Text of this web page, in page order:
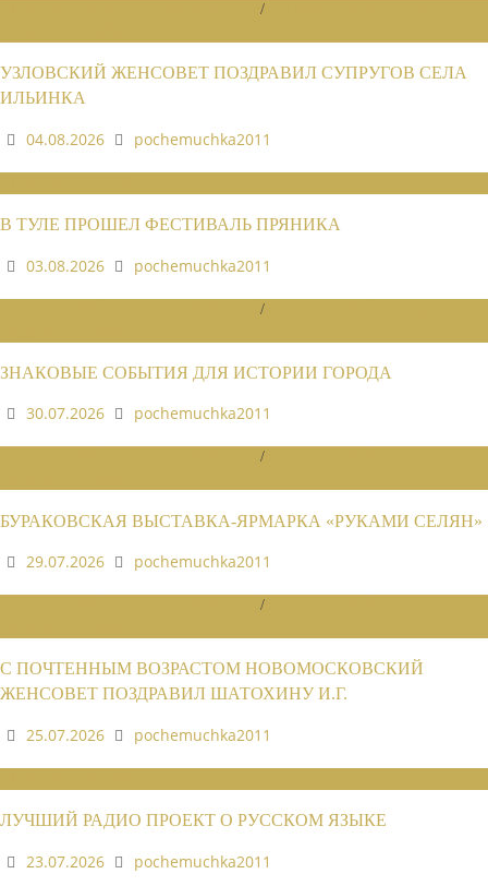
/
УЗЛОВСКИЙ ЖЕНСОВЕТ ПОЗДРАВИЛ СУПРУГОВ СЕЛА
ИЛЬИНКА
04.08.2026
pochemuchka2011
В ТУЛЕ ПРОШЕЛ ФЕСТИВАЛЬ ПРЯНИКА
03.08.2026
pochemuchka2011
/
ЗНАКОВЫЕ СОБЫТИЯ ДЛЯ ИСТОРИИ ГОРОДА
30.07.2026
pochemuchka2011
/
БУРАКОВСКАЯ ВЫСТАВКА-ЯРМАРКА «РУКАМИ СЕЛЯН»
29.07.2026
pochemuchka2011
/
С ПОЧТЕННЫМ ВОЗРАСТОМ НОВОМОСКОВСКИЙ
ЖЕНСОВЕТ ПОЗДРАВИЛ ШАТОХИНУ И.Г.
25.07.2026
pochemuchka2011
ЛУЧШИЙ РАДИО ПРОЕКТ О РУССКОМ ЯЗЫКЕ
23.07.2026
pochemuchka2011